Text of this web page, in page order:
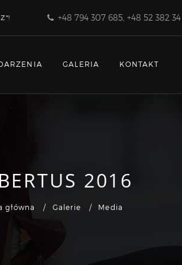
+48 794 307 685, +48 52 382
GALERIA KONTAKT
2016
główna Galerie Media